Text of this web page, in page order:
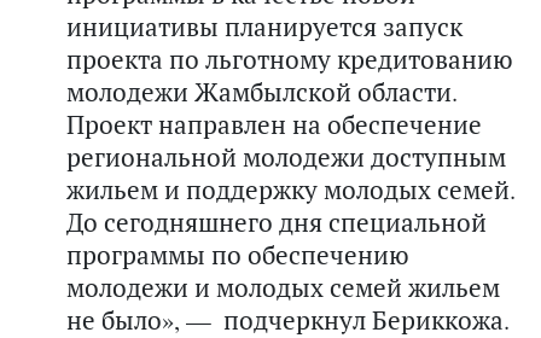
инициативы планируется запуск
проекта по льготному кредитованию
молодежи Жамбылской области.
Проект направлен на обеспечение
региональной молодежи доступным
жильем и поддержку молодых семей.
До сегодняшнего дня специальной
программы по обеспечению
молодежи и молодых семей жильем
не было», — подчеркнул Бериккожа.